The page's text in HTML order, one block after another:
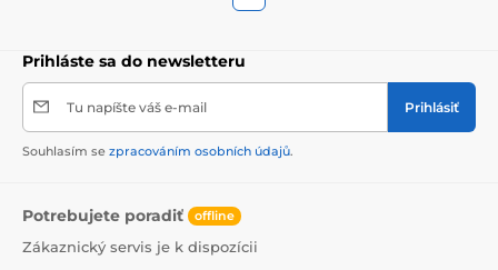
Prihláste sa do newsletteru
Tu napíšte váš e-mail Prihlásiť
Souhlasím se zpracováním osobních údajů.
Potrebujete poradiť offline
Zákaznický servis je k dispozícii